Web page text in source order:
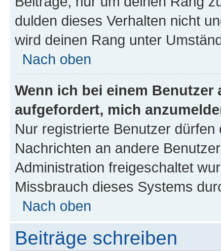
dulden dieses Verhalten nicht
wird deinen Rang unter
Nach oben
Wenn ich bei einem
aufgefordert, mich
Nur registrierte Benutzer
Nachrichten an andere
Administration freigeschaltet
Missbrauch dieses Systems
Nach oben
Beiträge schreiben